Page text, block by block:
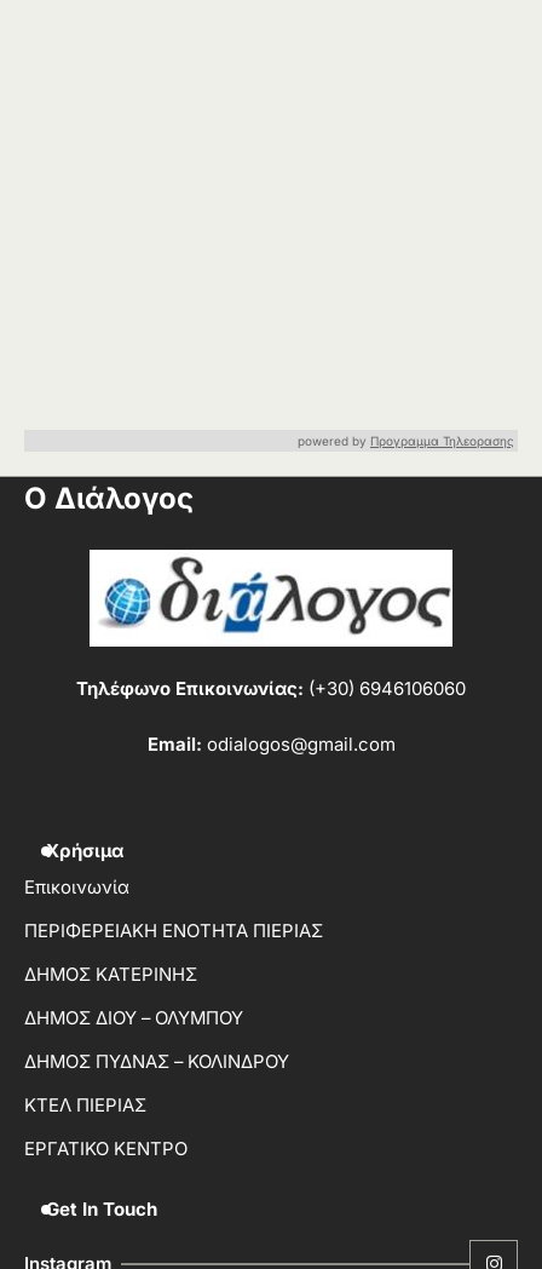
powered by Προγραμμα Τηλεορασης
Ο Διάλογος
Τηλέφωνο Επικοινωνίας: (+30) 6946106060
Email: odialogos@gmail.com
Χρήσιμα
Επικοινωνία
ΠΕΡΙΦΕΡΕΙΑΚΗ ΕΝΟΤΗΤΑ ΠΙΕΡΙΑΣ
ΔΗΜΟΣ ΚΑΤΕΡΙΝΗΣ
ΔΗΜΟΣ ΔΙΟΥ – ΟΛΥΜΠΟΥ
ΔΗΜΟΣ ΠΥΔΝΑΣ – ΚΟΛΙΝΔΡΟΥ
ΚΤΕΛ ΠΙΕΡΙΑΣ
ΕΡΓΑΤΙΚΟ ΚΕΝΤΡΟ
Get In Touch
Instagram